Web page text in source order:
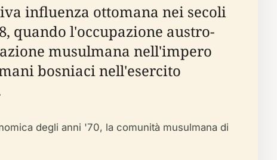
influenza ottomana nei secoli
quando l'occupazione austro-
musulmana nell'impero
bosniaci nell'esercito
degli anni '70, la comunità musulmana di